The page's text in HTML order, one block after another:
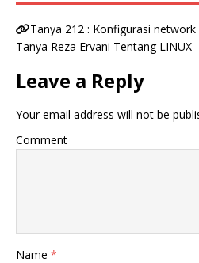
Tanya 212 : Konfigurasi
Tanya Reza Ervani Tentang LINUX
Leave a Reply
Your email address will not be
Comment
Name *